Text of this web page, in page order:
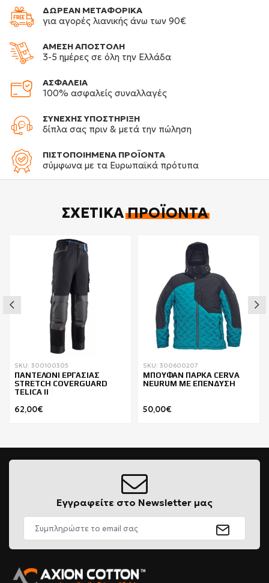
ΔΩΡΕΑΝ ΜΕΤΑΦΟΡΙΚΑ
για αγορές λιανικής άνω των 90€
ΑΜΕΣΗ ΑΠΟΣΤΟΛΗ
3-5 ημέρες σε όλη την Ελλάδα
ΑΣΦΑΛΕΙΑ
100% ασφαλείς συναλλαγές
ΣΥΝΕΧΗΣ ΥΠΟΣΤΗΡΙΞΗ
δίπλα σας πριν & μετά την πώληση
ΠΙΣΤΟΠΟΙΗΜΕΝΑ ΠΡΟΪΟΝΤΑ
σύμφωνα με τα Ευρωπαϊκά πρότυπα
ΣΧΕΤΙΚΆΠΡΟΪΌΝΤΑ
SKU: 300100305
ΠΑΝΤΕΛΟΝΙ ΕΡΓΑΣΙΑΣ
STRETCH COVERGUARD
TELICA II
62,00€
SKU: 300600207
ΜΠΟΥΦΑΝ ΠΑΡΚΑ CERVA
NEURUM ΜΕ ΕΠΕΝΔΥΣΗ
50,00€
Εγγραφείτε στο Newsletter μας